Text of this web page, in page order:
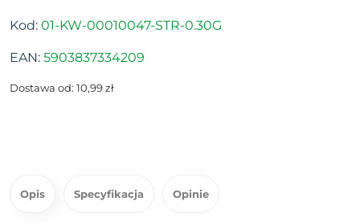
Kod: 01-KW-00010047-STR-0.30G
EAN: 5903837334209
Dostawa od: 10,99 zł
Opis Specyfikacja Opinie